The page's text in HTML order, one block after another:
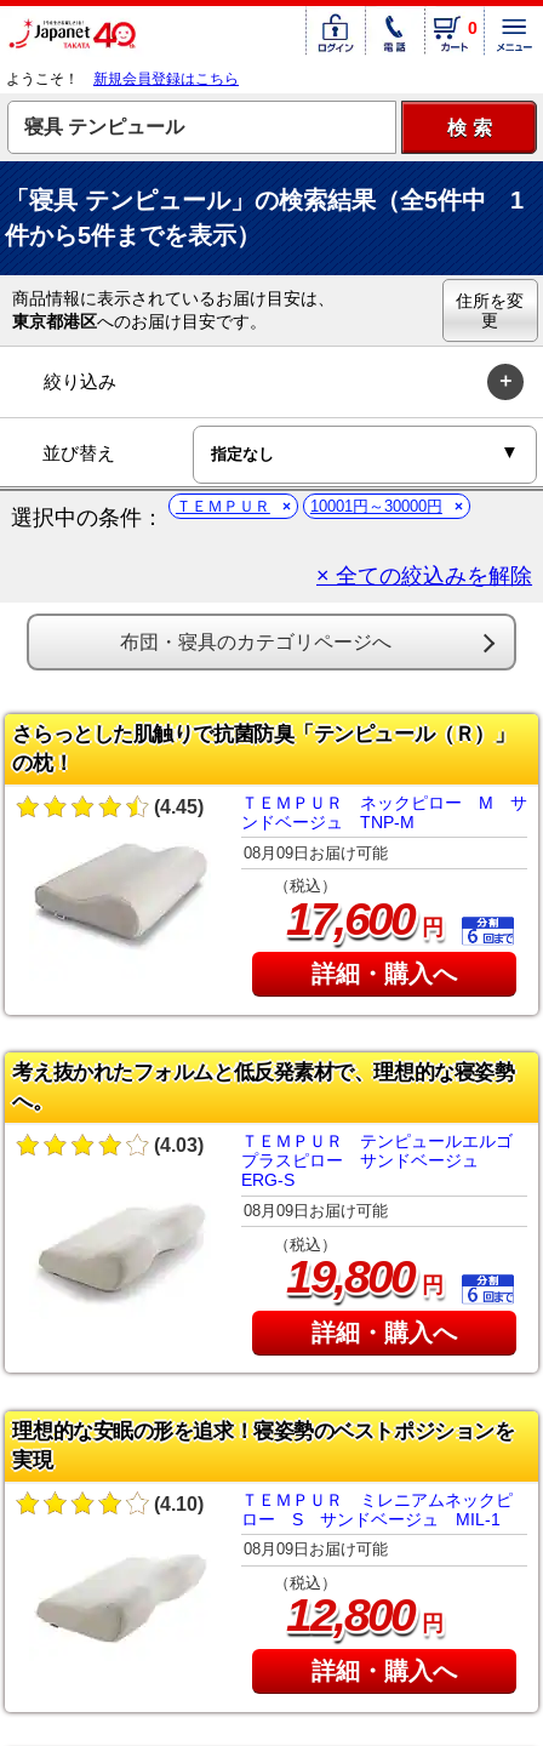
0
ようこそ！ 新規会員登録はこちら
「寝具 テンピュール」の検索結果（全5件中 1
件から5件までを表示）
商品情報に表示されているお届け目安は、
東京都港区へのお届け目安です。
住所を変
更
絞り込み
並び替え
選択中の条件： ＴＥＭＰＵＲ 10001円～30000円
× 全ての絞込みを解除
布団・寝具のカテゴリページへ
さらっとした肌触りで抗菌防臭「テンピュール（Ｒ）」
の枕！
(4.45)
ＴＥＭＰＵＲ ネックピロー M サ
ンドベージュ TNP-M
08月09日お届け可能
（税込）
17,600円
詳細・購入へ
考え抜かれたフォルムと低反発素材で、理想的な寝姿勢
へ。
(4.03)
ＴＥＭＰＵＲ テンピュールエルゴ
プラスピロー サンドベージュ
ERG-S
08月09日お届け可能
（税込）
19,800円
詳細・購入へ
理想的な安眠の形を追求！寝姿勢のベストポジションを
実現
(4.10)
ＴＥＭＰＵＲ ミレニアムネックピ
ロー S サンドベージュ MIL-1
08月09日お届け可能
（税込）
12,800円
詳細・購入へ